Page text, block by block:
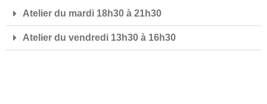
Atelier du mardi 18h30 à 21h30
Atelier du vendredi 13h30 à 16h30